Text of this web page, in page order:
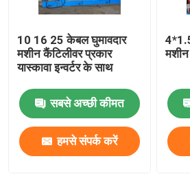
10 16 25 केबल घुमावदार
मशीन कैंटिलीवर प्रकार
यास्कावा इन्वर्टर के साथ
सबसे अच्छी कीमत
हमसे संपर्क करें